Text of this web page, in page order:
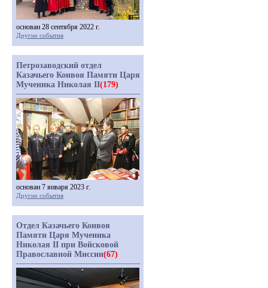
основан 28 сентября 2022 г.
Другие события
Петрозаводский отдел
Казачьего Конвоя Памяти Царя
Мученика Николая II(179)
основан 7 января 2023 г.
Другие события
Отдел Казачьего Конвоя
Памяти Царя Мученика
Николая II при Войсковой
Православной Миссии(67)